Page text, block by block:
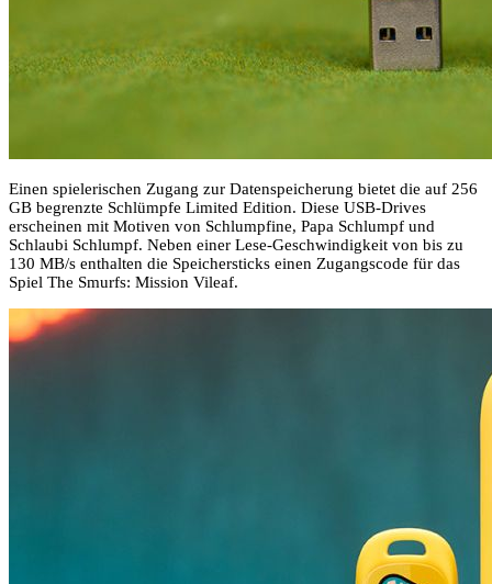
Einen spielerischen Zugang zur Datenspeicherung bietet die auf 256
GB begrenzte Schlümpfe Limited Edition. Diese USB-Drives
erscheinen mit Motiven von Schlumpfine, Papa Schlumpf und
Schlaubi Schlumpf. Neben einer Lese-Geschwindigkeit von bis zu
130 MB/s enthalten die Speichersticks einen Zugangscode für das
Spiel The Smurfs: Mission Vileaf.